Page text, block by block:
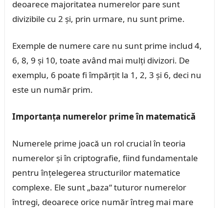
deoarece majoritatea numerelor pare sunt
divizibile cu 2 și, prin urmare, nu sunt prime.
Exemple de numere care nu sunt prime includ 4,
6, 8, 9 și 10, toate având mai mulți divizori. De
exemplu, 6 poate fi împărțit la 1, 2, 3 și 6, deci nu
este un număr prim.
Importanța numerelor prime în matematică
Numerele prime joacă un rol crucial în teoria
numerelor și în criptografie, fiind fundamentale
pentru înțelegerea structurilor matematice
complexe. Ele sunt „baza“ tuturor numerelor
întregi, deoarece orice număr întreg mai mare